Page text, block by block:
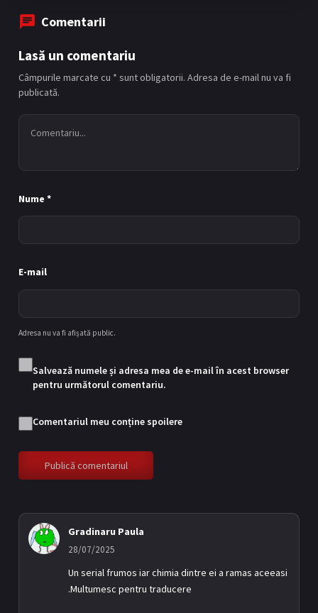
6
31/08/2025
Episodul 8
10
28/09/2025
Comentarii
Lasă un comentariu
Câmpurile marcate cu * sunt obligatorii. Adresa de e-mail nu va fi
publicată.
Nume *
E-mail
Adresa nu va fi afișată public.
Salvează numele și adresa mea de e-mail în acest browser
pentru următorul comentariu.
Comentariul meu conține spoilere
Gradinaru Paula
28/07/2025
Un serial frumos iar chimia dintre ei a ramas aceeasi
.Multumesc pentru traducere